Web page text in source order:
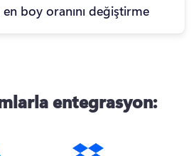
boy oranını değiştirme
entegrasyon: